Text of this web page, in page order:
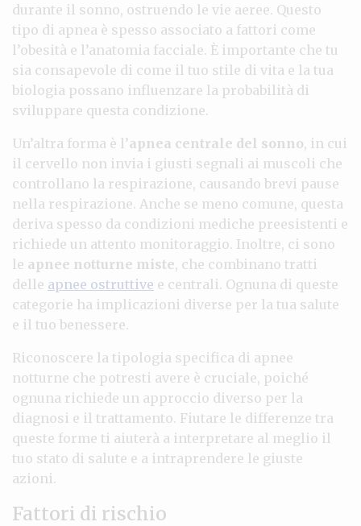
durante il sonno, ostruendo le vie aeree. Questo
tipo di apnea è spesso associato a fattori come
l’obesità e l’anatomia facciale. È importante che tu
sia consapevole di come il tuo stile di vita e la tua
biologia possano influenzare la probabilità di
sviluppare questa condizione.
Un’altra forma è l’apnea centrale del sonno, in cui
il cervello non invia i giusti segnali ai muscoli che
controllano la respirazione, causando brevi pause
nella respirazione. Anche se meno comune, questa
deriva spesso da condizioni mediche preesistenti e
richiede un attento monitoraggio. Inoltre, ci sono
le apnee notturne miste, che combinano tratti
delle apnee ostruttive e centrali. Ognuna di queste
categorie ha implicazioni diverse per la tua salute
e il tuo benessere.
Riconoscere la tipologia specifica di apnee
notturne che potresti avere è cruciale, poiché
ognuna richiede un approccio diverso per la
diagnosi e il trattamento. Fiutare le differenze tra
queste forme ti aiuterà a interpretare al meglio il
tuo stato di salute e a intraprendere le giuste
azioni.
Fattori di rischio